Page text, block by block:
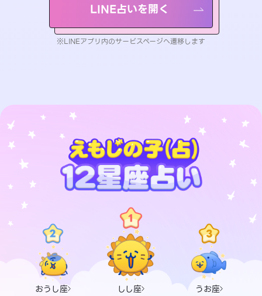
LINE占いを開く
※LINEアプリ内のサービスページへ遷移します
おうし座 しし座 うお座